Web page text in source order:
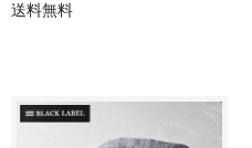
送料無料